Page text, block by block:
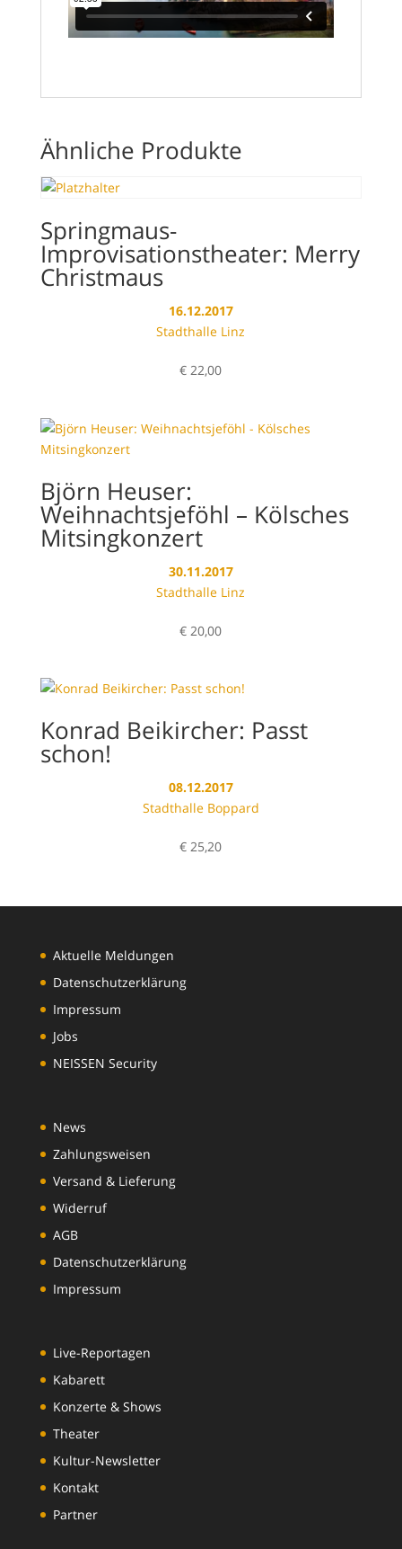
Ähnliche Produkte
Springmaus-
Improvisationstheater: Merry
Christmaus
16.12.2017
Stadthalle Linz
€ 22,00
Björn Heuser:
Weihnachtsjeföhl – Kölsches
Mitsingkonzert
30.11.2017
Stadthalle Linz
€ 20,00
Konrad Beikircher: Passt
schon!
08.12.2017
Stadthalle Boppard
€ 25,20
Aktuelle Meldungen
Datenschutzerklärung
Impressum
Jobs
NEISSEN Security
News
Zahlungsweisen
Versand & Lieferung
Widerruf
AGB
Datenschutzerklärung
Impressum
Live-Reportagen
Kabarett
Konzerte & Shows
Theater
Kultur-Newsletter
Kontakt
Partner